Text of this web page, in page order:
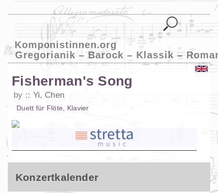
Komponistinnen.org
Gregorianik – Barock – Klassik –
Fisherman's Song
by Yi, Chen
Duett für Flöte Klavier
Konzertkalender